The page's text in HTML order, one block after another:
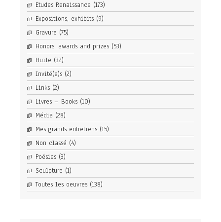
Etudes Renaissance (173)
Expositions, exhibits (9)
Gravure (75)
Honors, awards and prizes (53)
Huile (32)
Invité(e)s (2)
Links (2)
Livres – Books (10)
Média (28)
Mes grands entretiens (15)
Non classé (4)
Poésies (3)
Sculpture (1)
Toutes les oeuvres (138)